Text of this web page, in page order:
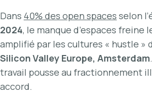
Dans 40% des open spaces selon
2024, le manque d’espaces freine
amplifié par les cultures « hustle »
Silicon Valley Europe, Amsterdam
travail pousse au fractionnement
accord.